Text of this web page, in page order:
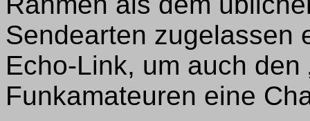
Sendearten zugelassen
Echo-Link, um auch den
Funkamateuren eine